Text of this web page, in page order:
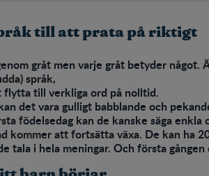
till att prata på riktigt
gråt men varje gråt betyder något.
språk,
flytta till verkliga ord på nolltid.
det vara gulligt babblande och
födelsedag kan de kanske säga enkla
kommer att fortsätta växa. De kan ha
tala i hela meningar. Och första